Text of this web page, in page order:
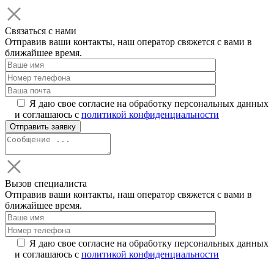
Связаться с нами
Отправив ваши контакты, наш оператор свяжется с вами в
ближайшее время.
Я даю свое согласие на обработку персональных данных
и соглашаюсь с политикой конфиденциальности
Вызов специалиста
Отправив ваши контакты, наш оператор свяжется с вами в
ближайшее время.
Я даю свое согласие на обработку персональных данных
и соглашаюсь с политикой конфиденциальности